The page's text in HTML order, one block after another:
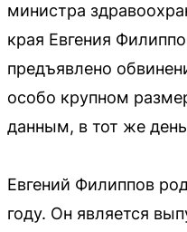
министра
края Евгения
предъявлено
особо крупном
данным, в тот же
Евгений Филиппов
году. Он является